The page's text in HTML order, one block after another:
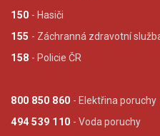
150 - Hasiči
155 - Záchranná zdravotní
158 - Policie ČR
800 850 860 - Elektřina poruchy
494 539 110 - Voda poruchy